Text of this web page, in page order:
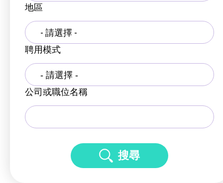
地區
- 請選擇 -
聘用模式
公司或職位名稱
搜尋